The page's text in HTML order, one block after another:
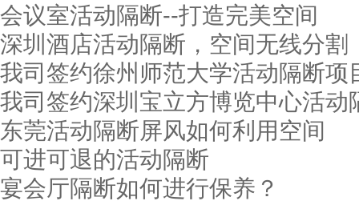
广东东莞新禧大酒店
会议室活动隔断--打造完美空间
深圳酒店活动隔断，空间无线分割
我司签约徐州师范大学活动隔断项
我司签约深圳宝立方博览中心活动
东莞活动隔断屏风如何利用空间
可进可退的活动隔断
宴会厅隔断如何进行保养？